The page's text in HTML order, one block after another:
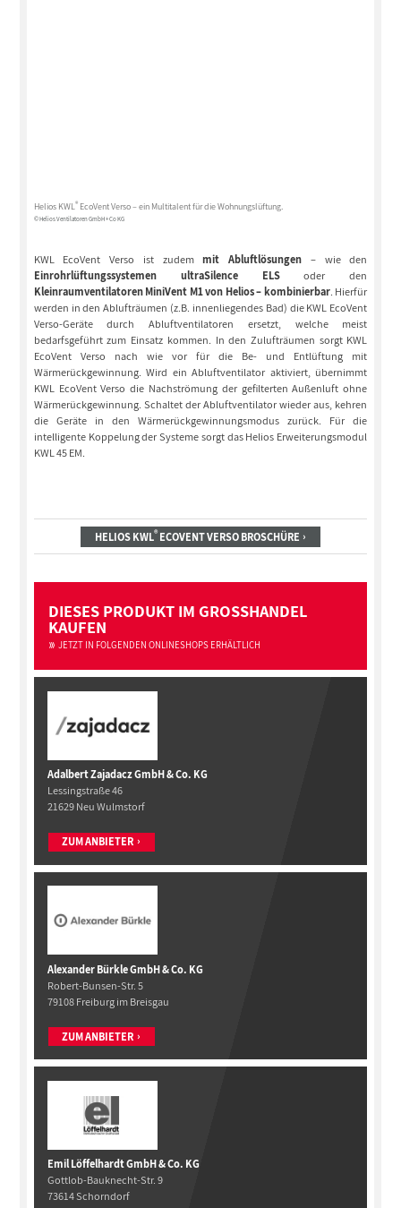
Helios KWL®EcoVent Verso – ein Multitalent für die Wohnungslüftung.
© Helios Ventilatoren GmbH + Co KG
KWL EcoVent Verso ist zudemmit Abluftlösungen – wie den
Einrohrlüftungssystemen ultraSilence ELSoder den
Kleinraumventilatoren MiniVent M1 von Helios – kombinierbar. Hierfür
werden in den Ablufträumen (z.B. innenliegendes Bad) die KWL EcoVent
Verso-Geräte durch Abluftventilatoren ersetzt, welche meist
bedarfsgeführt zum Einsatz kommen. In den Zulufträumen sorgt KWL
EcoVent Verso nach wie vor für die Be- und Entlüftung mit
Wärmerückgewinnung. Wird ein Abluftventilator aktiviert, übernimmt
KWL EcoVent Verso die Nachströmung der gefilterten Außenluft ohne
Wärmerückgewinnung. Schaltet der Abluftventilator wieder aus, kehren
die Geräte in den Wärmerückgewinnungsmodus zurück. Für die
intelligente Koppelung der Systeme sorgt das Helios Erweiterungsmodul
KWL 45 EM.
HELIOS KWL®ECOVENT VERSO BROSCHÜRE
DIESES PRODUKT IM GROSSHANDEL
KAUFEN
JETZT IN FOLGENDEN ONLINESHOPS ERHÄLTLICH
Adalbert Zajadacz GmbH & Co. KG
Lessingstraße 46
21629 Neu Wulmstorf
ZUM ANBIETER
Alexander Bürkle GmbH & Co. KG
Robert-Bunsen-Str. 5
79108 Freiburg im Breisgau
ZUM ANBIETER
Emil Löffelhardt GmbH & Co. KG
Gottlob-Bauknecht-Str. 9
73614 Schorndorf